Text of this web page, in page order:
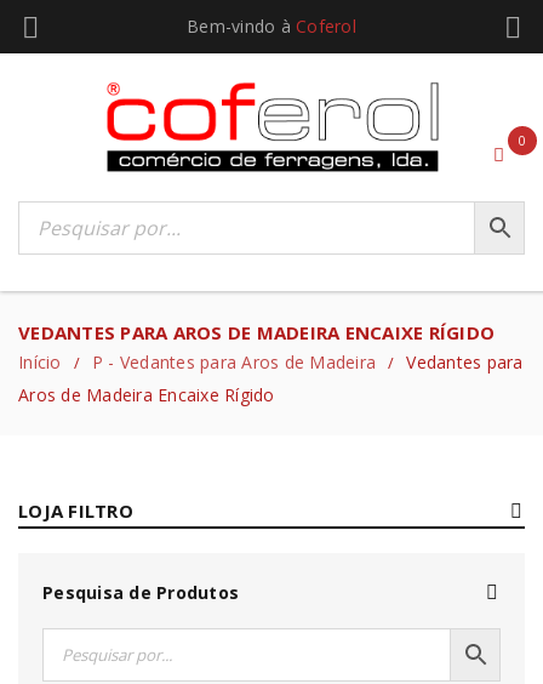
Bem-vindo à Coferol
0
VEDANTES PARA AROS DE MADEIRA ENCAIXE RÍGIDO
Início / P - Vedantes para Aros de Madeira /
Vedantes para
Aros de Madeira Encaixe Rígido
LOJA FILTRO
Pesquisa de Produtos